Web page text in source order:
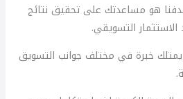
هو مساعدتك على تحقيق نتائج
التسويقي.
خبرة في مختلف جوانب التسويق